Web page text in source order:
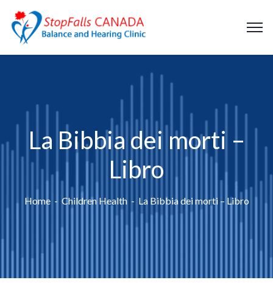
La Bibbia dei morti –
Libro
Home Children Health La Bibbia dei morti – Libro